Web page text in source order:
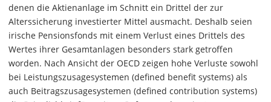
denen die Aktienanlage im Schnitt ein Drittel der zur
Alterssicherung investierter Mittel ausmacht. Deshalb seien
irische Pensionsfonds mit einem Verlust eines Drittels des
Wertes ihrer Gesamtanlagen besonders stark getroffen
worden. Nach Ansicht der OECD zeigen hohe Verluste sowohl
bei Leistungszusagesystemen (defined benefit systems) als
auch Beitragszusagesystemen (defined contribution systems)